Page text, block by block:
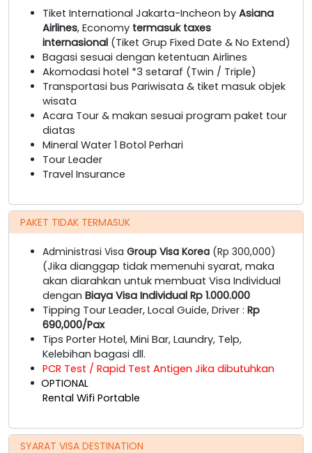
Tiket International Jakarta-Incheon by Asiana
Airlines, Economy termasuk taxes
internasional (Tiket Grup Fixed Date & No Extend)
Bagasi sesuai dengan ketentuan Airlines
Akomodasi hotel *3 setaraf (Twin / Triple)
Transportasi bus Pariwisata & tiket masuk objek
wisata
Acara Tour & makan sesuai program paket tour
diatas
Mineral Water 1 Botol Perhari
Tour Leader
Travel Insurance
PAKET TIDAK TERMASUK
Administrasi Visa Group Visa Korea (Rp 300,000)
(Jika dianggap tidak memenuhi syarat, maka
akan diarahkan untuk membuat Visa Individual
dengan Biaya Visa Individual Rp 1.000.000
Tipping Tour Leader, Local Guide, Driver : Rp
690,000/Pax
Tips Porter Hotel, Mini Bar, Laundry, Telp,
Kelebihan bagasi dll.
PCR Test / Rapid Test Antigen Jika dibutuhkan
OPTIONAL
Rental Wifi Portable
SYARAT VISA DESTINATION